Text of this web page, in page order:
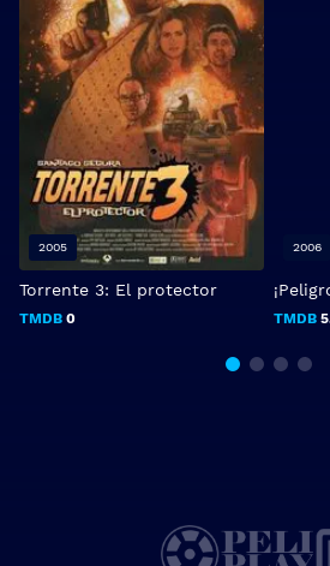
Torrente 3: El protector
TMDB 0
2005
TMDB
2006